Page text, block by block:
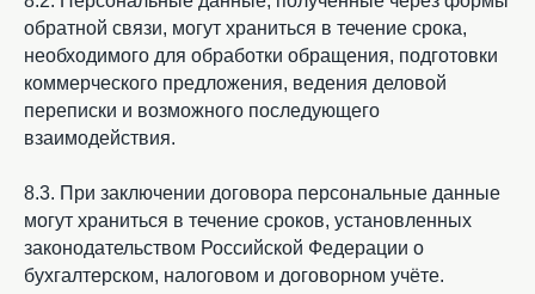
обратной связи, могут храниться в течение срока,
необходимого для обработки обращения, подготовки
коммерческого предложения, ведения деловой
переписки и возможного последующего
взаимодействия.
8.3. При заключении договора персональные данные
могут храниться в течение сроков, установленных
законодательством Российской Федерации о
бухгалтерском, налоговом и договорном учёте.